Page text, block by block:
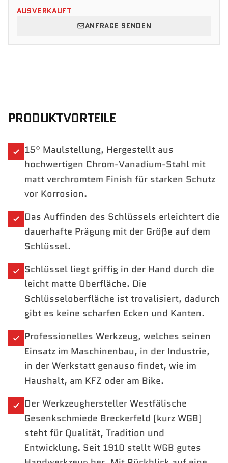
AUSVERKAUFT
ANFRAGE SENDEN
PRODUKTVORTEILE
15° Maulstellung, Hergestellt aus
hochwertigen Chrom-Vanadium-Stahl mit
matt verchromtem Finish für starken Schutz
vor Korrosion.
Das Auffinden des Schlüssels erleichtert die
dauerhafte Prägung mit der Größe auf dem
Schlüssel.
Schlüssel liegt griffig in der Hand durch die
leicht matte Oberfläche. Die
Schlüsseloberfläche ist trovalisiert, dadurch
gibt es keine scharfen Ecken und Kanten.
Professionelles Werkzeug, welches seinen
Einsatz im Maschinenbau, in der Industrie,
in der Werkstatt genauso findet, wie im
Haushalt, am KFZ oder am Bike.
Der Werkzeughersteller Westfälische
Gesenkschmiede Breckerfeld (kurz WGB)
steht für Qualität, Tradition und
Entwicklung. Seit 1910 stellt WGB gutes